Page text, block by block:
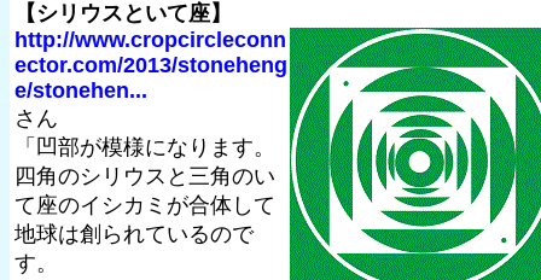
【シリウスといて座】
http://www.cropcircleconn
ector.com/2013/stoneheng
e/stonehen...
さん
「凹部が模様になります。
四角のシリウスと三角のい
て座のイシカミが合体して
地球は創られているので
す。